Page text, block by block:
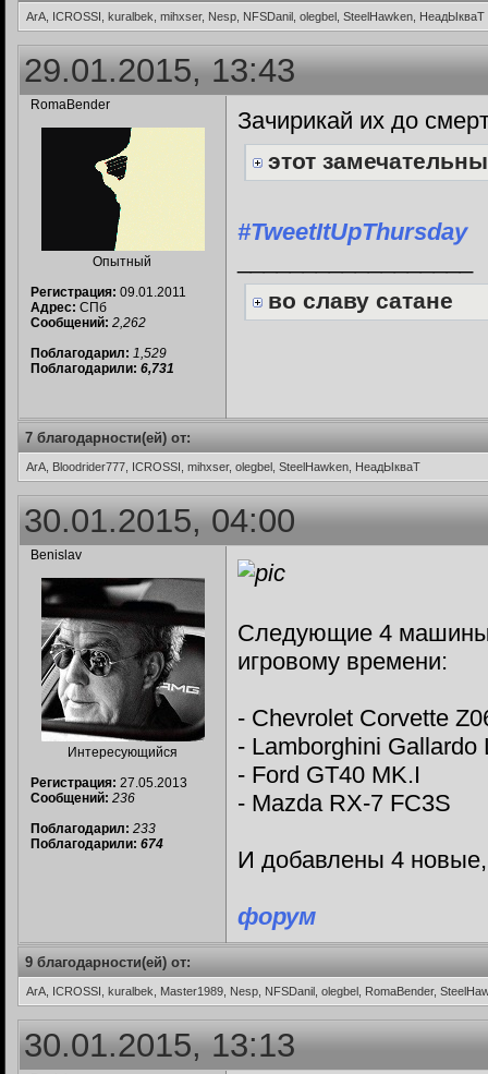
ArA, ICROSSI, kuralbek, mihxser, Nesp, NFSDanil, olegbel, SteelHawken, НеадЫкваТ
29.01.2015, 13:43
RomaBender
Опытный
Регистрация: 09.01.2011
Адрес: СПб
Сообщений: 2,262
Поблагодарил: 1,529
Поблагодарили: 6,731
Зачирикай их до
этот
#TweetItUpThursday
во славу сатане
7 благодарности(ей) от:
ArA, Bloodrider777, ICROSSI, mihxser, olegbel, SteelHawken, НеадЫкваТ
30.01.2015, 04:00
Benislav
Интересующийся
Регистрация: 27.05.2013
Сообщений: 236
Поблагодарил: 233
Поблагодарили: 674
Следующие 4 машины
игровому времени:
- Chevrolet Corvette
- Lamborghini Gallardo
- Ford GT40 MK.I
- Mazda RX-7 FC3S
И добавлены 4 новые,
форум
9 благодарности(ей) от:
ArA, ICROSSI, kuralbek, Master1989, Nesp, NFSDanil, olegbel, RomaBender,
30.01.2015, 13:13